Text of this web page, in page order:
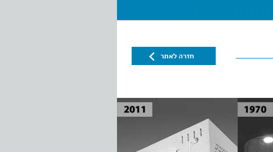
חזרה לאתר